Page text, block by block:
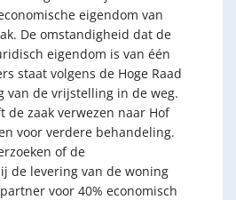
eigendom van
De omstandigheid dat de
eigendom is van één
staat volgens de Hoge Raad
van de vrijstelling in de weg.
de zaak verwezen naar Hof
voor verdere behandeling.
of de
de levering van de woning
voor 40% economisch